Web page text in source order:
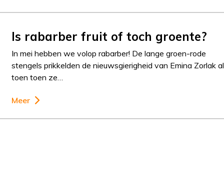
Is rabarber fruit of toch groente?
In mei hebben we volop rabarber! De lange groen-rode
stengels prikkelden de nieuwsgierigheid van Emina Zorlak al
toen toen ze…
Meer